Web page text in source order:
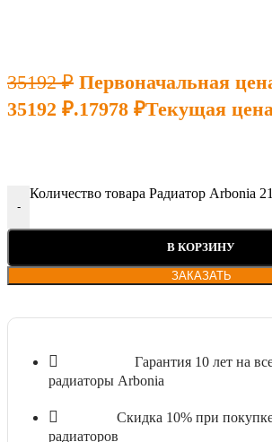
35192₽ Первоначальная
35192 ₽.17978 ₽Текущая
-
Количество товара Радиатор Arbonia
В КОРЗИНУ
ЗАКАЗАТЬ
Гарантия 10 лет на
радиаторы Аrbonia
Скидка 10% при
радиаторов